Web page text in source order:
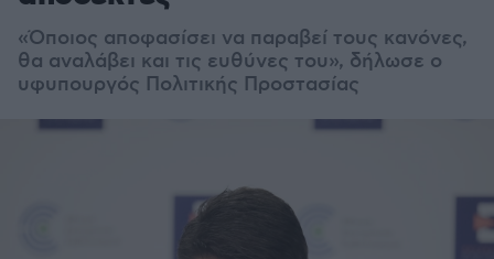
«Όποιος αποφασίσει να παραβεί τους κανόνες,
θα αναλάβει και τις ευθύνες του», δήλωσε ο
υφυπουργός Πολιτικής Προστασίας